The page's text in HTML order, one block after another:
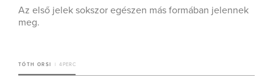
Az első jelek sokszor egészen más formában jelennek
meg.
TÓTH ORSI 4 PERC